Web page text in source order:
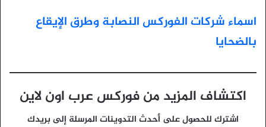
اسماء شركات الفوركس النصابة وطرق الإيقاع
بالضحايا
اكتشاف المزيد من فوركس عرب اون لاين
اشترك للحصول على أحدث التدوينات المرسلة إلى بريدك